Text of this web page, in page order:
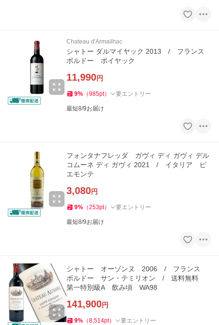
Chateau d'Armailhac
シャトー ダルマイヤック 2013 / フランス
ボルドー ポイヤック
11,990円
9% （985pt） 要エントリー
最短8/9お届け
フォンタナフレッダ ガヴィ ディ ガヴィ デル
コムーネ ディ ガヴィ 2021 / イタリア ピ
エモンテ
3,080円
9% （253pt） 要エントリー
最短8/9お届け
シャトー オーゾンヌ 2006 / フランス
ボルドー サン・テミリオン / 送料無料
第一特別級A 飲み頃 WA98
141,900円
9% （8,514pt） 要エントリー